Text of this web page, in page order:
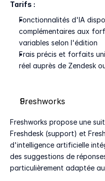
Tarifs :
Fonctionnalités d'IA
complémentaires aux
variables selon l'édition
Frais précis et forfaits
réel auprès de Zendesk
Freshworks
Freshworks propose une
Freshdesk (support) et
d'intelligence artificielle
des suggestions de
particulièrement adaptée